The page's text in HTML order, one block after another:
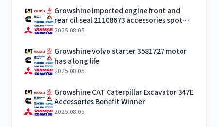
Growshine imported engine front and
rear oil seal 21108673 accessories spot
stock
2025.08.05
Growshine volvo starter 3581727 motor
has a long life
2025.08.05
Growshine CAT Caterpillar Excavator 347E
Accessories Benefit Winner
2025.08.05